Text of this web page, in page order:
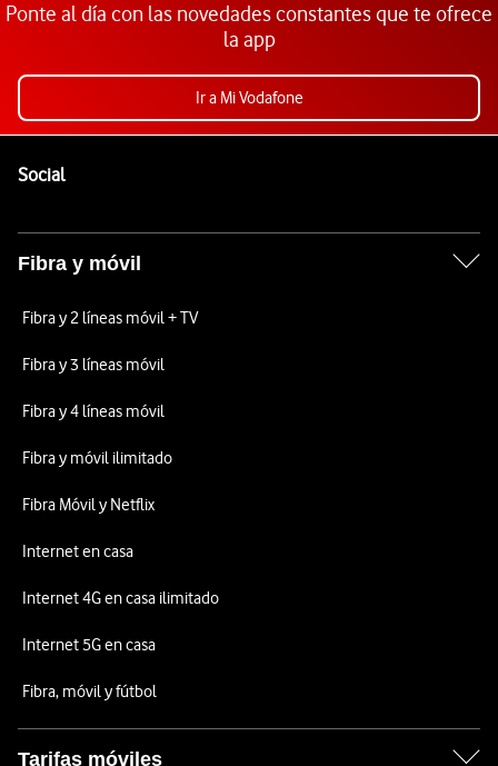
Ponte al día con las novedades constantes que te ofrece
la app
Ir a Mi Vodafone
SocialEnlaces a las redes sociales de Vodafone
Fibra y móvil
Fibra y 2 líneas móvil + TV
Fibra y 3 líneas móvil
Fibra y 4 líneas móvil
Fibra y móvil ilimitado
Fibra Móvil y Netflix
Internet en casa
Internet 4G en casa ilimitado
Internet 5G en casa
Fibra, móvil y fútbol
Tarifas móviles